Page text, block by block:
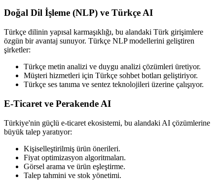
Doğal Dil İşleme (NLP) ve Türkçe AI
Türkçe dilinin yapısal karmaşıklığı, bu alandaki Türk girişimlere
özgün bir avantaj sunuyor. Türkçe NLP modellerini geliştiren
şirketler:
Türkçe metin analizi ve duygu analizi çözümleri üretiyor.
Müşteri hizmetleri için Türkçe sohbet botları geliştiriyor.
Türkçe ses tanıma ve sentez teknolojileri üzerine çalışıyor.
E-Ticaret ve Perakende AI
Türkiye'nin güçlü e-ticaret ekosistemi, bu alandaki AI çözümlerine
büyük talep yaratıyor:
Kişiselleştirilmiş ürün önerileri.
Fiyat optimizasyon algoritmaları.
Görsel arama ve ürün eşleştirme.
Talep tahmini ve stok yönetimi.